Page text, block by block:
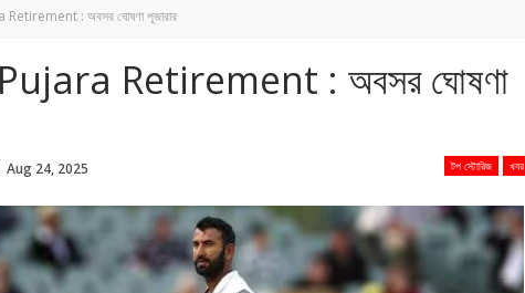
: অবসর ঘোষণা পূজারার
Retirement : অবসর ঘোষণা
টপ স্টোরিজ খবর
Aug 24, 2025